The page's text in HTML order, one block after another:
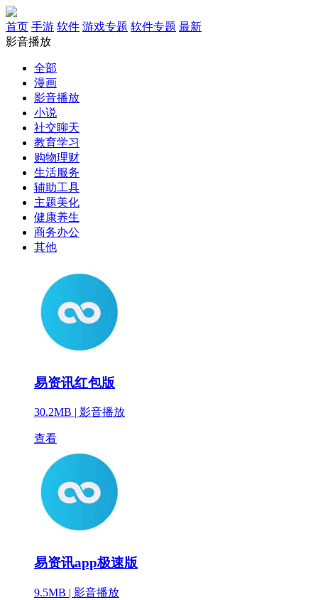
首页 手游 软件 游戏专题 软件专题 最新
影音播放
全部
漫画
影音播放
小说
社交聊天
教育学习
购物理财
生活服务
辅助工具
主题美化
健康养生
商务办公
其他
易资讯红包版
30.2MB | 影音播放
查看
易资讯app极速版
9.5MB | 影音播放